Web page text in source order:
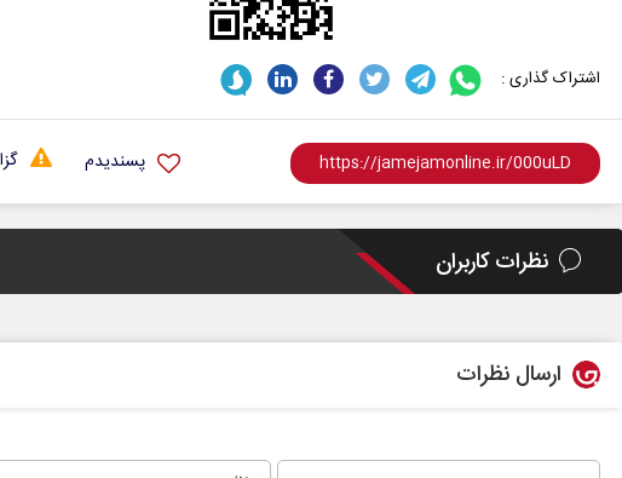
اشتراک گذاری :
پسندیدم
نظرات کاربران
ارسال نظرات